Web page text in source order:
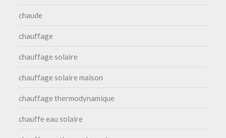
chaude
chauffage
chauffage solaire
chauffage solaire maison
chauffage thermodynamique
chauffe eau solaire